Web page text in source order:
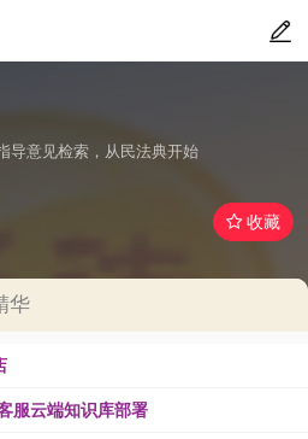
导意见检索，从民法典开始
收藏
华
服云端知识库部署